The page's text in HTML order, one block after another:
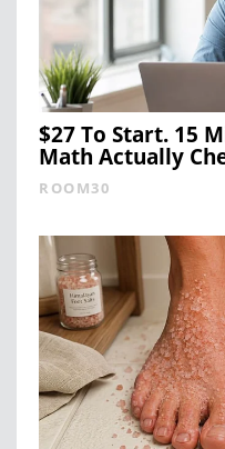
$27 To Start. 15
Math Actually
ROOM30